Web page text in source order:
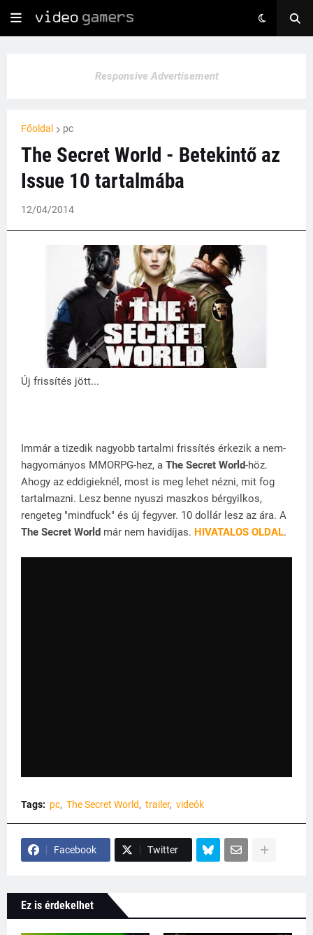
Responsive Advertisement
Főoldal pc
The Secret World - Betekintő az
Issue 10 tartalmába
12/04/2014
Új frissítés jött...
Immár a tizedik nagyobb tartalmi frissítés érkezik a nem-
hagyományos MMORPG-hez, a The Secret World-höz.
Ahogy az eddigieknél, most is meg lehet nézni, mit fog
tartalmazni. Lesz benne nyuszi maszkos bérgyilkos,
rengeteg "mindfuck" és új fegyver. 10 dollár lesz az ára. A
The Secret World már nem havidíjas. HIVATALOS OLDAL.
Tags: pc The Secret World trailer videók
Facebook Twitter
Ez is érdekelhet